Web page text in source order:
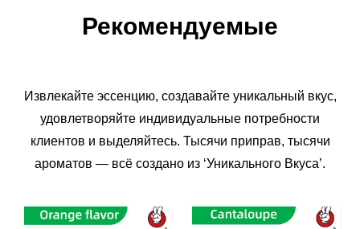
Рекомендуемые
Извлекайте эссенцию, создавайте уникальный вкус,
удовлетворяйте индивидуальные потребности
клиентов и выделяйтесь. Тысячи приправ, тысячи
ароматов — всё создано из ‘Уникального Вкуса’.